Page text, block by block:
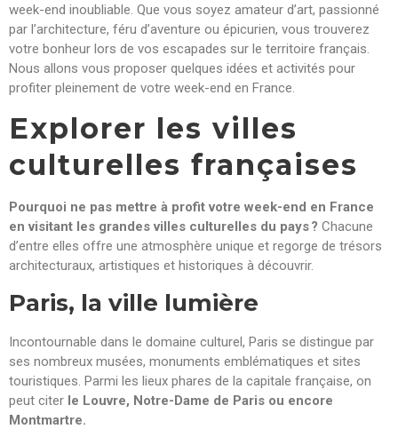
week-end inoubliable. Que vous soyez amateur d’art, passionné
par l’architecture, féru d’aventure ou épicurien, vous trouverez
votre bonheur lors de vos escapades sur le territoire français.
Nous allons vous proposer quelques idées et activités pour
profiter pleinement de votre week-end en France.
Explorer les villes
culturelles françaises
Pourquoi ne pas mettre à profit votre week-end en France
en visitant les grandes villes culturelles du pays ? Chacune
d’entre elles offre une atmosphère unique et regorge de trésors
architecturaux, artistiques et historiques à découvrir.
Paris, la ville lumière
Incontournable dans le domaine culturel, Paris se distingue par
ses nombreux musées, monuments emblématiques et sites
touristiques. Parmi les lieux phares de la capitale française, on
peut citer le Louvre, Notre-Dame de Paris ou encore
Montmartre.